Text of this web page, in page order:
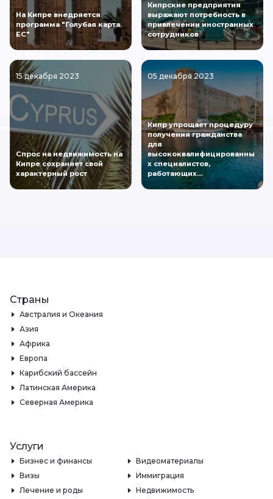
На Кипре внедряется
программа "Голубая карта
ЕС"
Кипрские предприятия
выражают потребность в
привлечении иностранных
сотрудников
15 декабря 2023
Спрос на недвижимость на
Кипре сохраняет свой
характерный рост
05 декабря 2023
Кипр упрощает процедуру
получения гражданства
для
высококвалифицированны
х специалистов,
работающих…
Страны
Австралия и Океания
Азия
Африка
Европа
Карибский бассейн
Латинская Америка
Северная Америка
Услуги
Бизнес и финансы
Видеоматериалы
Визы
Иммиграция
Лечение и роды
Недвижимость